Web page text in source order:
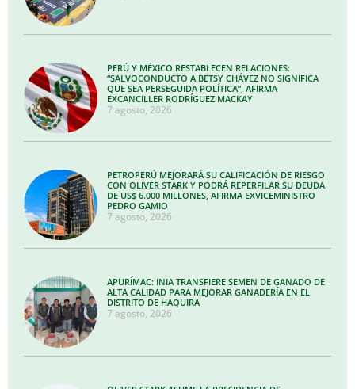
PERÚ Y MÉXICO RESTABLECEN RELACIONES:
“SALVOCONDUCTO A BETSY CHÁVEZ NO SIGNIFICA
QUE SEA PERSEGUIDA POLÍTICA”, AFIRMA
EXCANCILLER RODRÍGUEZ MACKAY
7 agosto, 2026
PETROPERÚ MEJORARÁ SU CALIFICACIÓN DE RIESGO
CON OLIVER STARK Y PODRÁ REPERFILAR SU DEUDA
DE US$ 6.000 MILLONES, AFIRMA EXVICEMINISTRO
PEDRO GAMIO
7 agosto, 2026
APURÍMAC: INIA TRANSFIERE SEMEN DE GANADO DE
ALTA CALIDAD PARA MEJORAR GANADERÍA EN EL
DISTRITO DE HAQUIRA
7 agosto, 2026